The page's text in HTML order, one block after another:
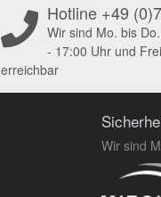
Hotline +49
Wir sind Mo. bis
- 17:00 Uhr und
erreichbar
Wir sind